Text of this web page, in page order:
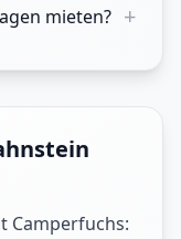
mieten? +
Camperfuchs: